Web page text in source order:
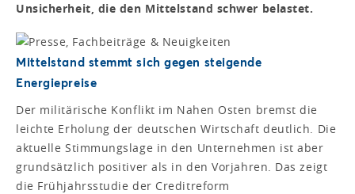
Unsicherheit, die den Mittelstand schwer belastet.
Mittelstand stemmt sich gegen steigende
Energiepreise
Der militärische Konflikt im Nahen Osten bremst die
leichte Erholung der deutschen Wirtschaft deutlich. Die
aktuelle Stimmungslage in den Unternehmen ist aber
grundsätzlich positiver als in den Vorjahren. Das zeigt
die Frühjahrsstudie der Creditreform